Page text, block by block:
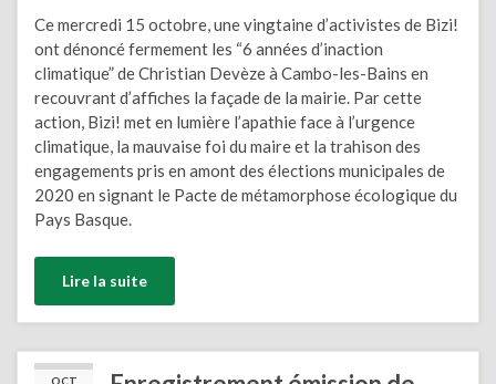
Ce mercredi 15 octobre, une vingtaine d’activistes de Bizi!
ont dénoncé fermement les “6 années d’inaction
climatique” de Christian Devèze à Cambo-les-Bains en
recouvrant d’affiches la façade de la mairie. Par cette
action, Bizi! met en lumière l’apathie face à l’urgence
climatique, la mauvaise foi du maire et la trahison des
engagements pris en amont des élections municipales de
2020 en signant le Pacte de métamorphose écologique du
Pays Basque.
Lire la suite
OCT